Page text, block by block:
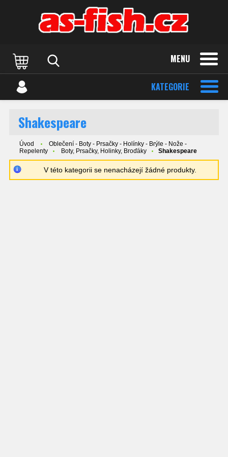
MENU
KATEGORIE
Shakespeare
Úvod
Oblečení - Boty - Prsačky - Holínky - Brýle - Nože -
Repelenty
Boty, Prsačky, Holinky, Broďáky Shakespeare
V této kategorii se nenacházejí žádné produkty.